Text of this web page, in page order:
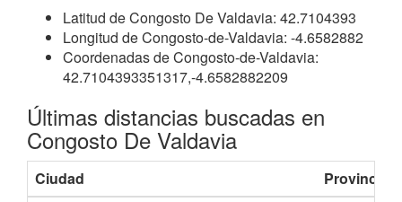
Latitud de Congosto De Valdavia: 42.7104393
Longitud de Congosto-de-Valdavia: -4.6582882
Coordenadas de Congosto-de-Valdavia:
42.7104393351317,-4.6582882209
Últimas distancias buscadas en
Congosto De Valdavia
Ciudad
Provincia